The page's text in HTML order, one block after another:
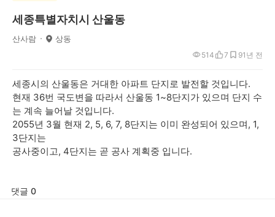
세종특별자치시 산울동
산사람 상동
1년 전
514 7 9
세종시의 산울동은 거대한 아파트 단지로 발전할 것입니다.
현재 36번 국도변을 따라서 산울동 1~8단지가 있으며 단지 수
는 계속 늘어날 것입니다.
2055년 3월 현재 2, 5, 6, 7, 8단지는 이미 완성되어 있으며, 1,
3단지는
공사중이고, 4단지는 곧 공사 계획중 입니다.
댓글 0